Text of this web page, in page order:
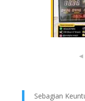
◄
Sebagian